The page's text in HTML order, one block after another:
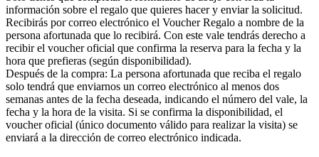
información sobre el regalo que quieres hacer y enviar la solicitud.
Recibirás por correo electrónico el Voucher Regalo a nombre de la
persona afortunada que lo recibirá. Con este vale tendrás derecho a
recibir el voucher oficial que confirma la reserva para la fecha y la
hora que prefieras (según disponibilidad).
Después de la compra: La persona afortunada que reciba el regalo
solo tendrá que enviarnos un correo electrónico al menos dos
semanas antes de la fecha deseada, indicando el número del vale, la
fecha y la hora de la visita. Si se confirma la disponibilidad, el
voucher oficial (único documento válido para realizar la visita) se
enviará a la dirección de correo electrónico indicada.